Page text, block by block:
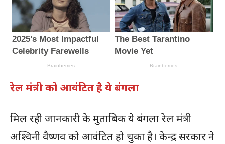
रेल मंत्री को आवंटित है ये बंगला
मिल रही जानकारी के मुताबिक ये बंगला रेल मंत्री
अश्विनी वैष्णव को आवंटित हो चुका है। केन्द्र सरकार ने